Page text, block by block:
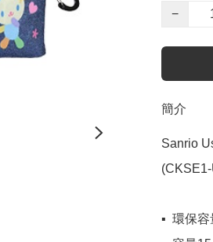
−
簡介
Sanrio
▪️  環保